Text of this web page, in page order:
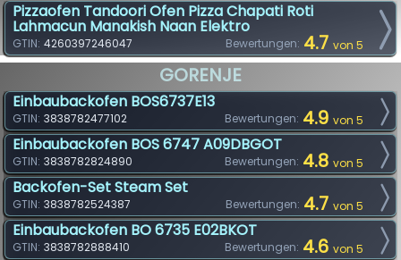
Pizzaofen Tandoori Ofen Pizza Chapati Roti
Lahmacun Manakish Naan Elektro
Bewertungen: 4.7 von 5
GTIN: 4260397246047
GORENJE
Einbaubackofen BOS6737E13
Bewertungen: 4.9 von 5
GTIN: 3838782477102
Einbaubackofen BOS 6747 A09DBGOT
Bewertungen: 4.8 von 5
GTIN: 3838782824890
Backofen-Set Steam Set
Bewertungen: 4.7 von 5
GTIN: 3838782524387
Einbaubackofen BO 6735 E02BKOT
Bewertungen: 4.6 von 5
GTIN: 3838782888410